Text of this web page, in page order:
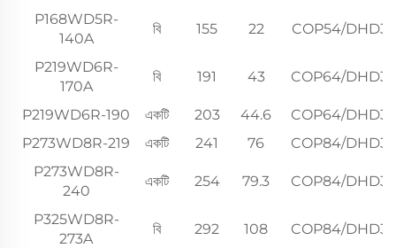
P168WD5R-
140A
বি 155 22 COP54/
P219WD6R-
170A
বি 191 43 COP64/
P219WD6R-190 একটি 203 44.6
COP64/
P273WD8R-219
একটি 241 76
COP84/
P273WD8R-
240
একটি 254 79.3 COP84/
P325WD8R-
273A
বি 292 108 COP84/